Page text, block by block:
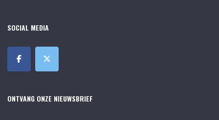
SOCIAL MEDIA
ONTVANG ONZE NIEUWSBRIEF